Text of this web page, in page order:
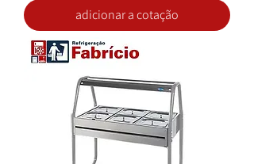
adicionar a cotação